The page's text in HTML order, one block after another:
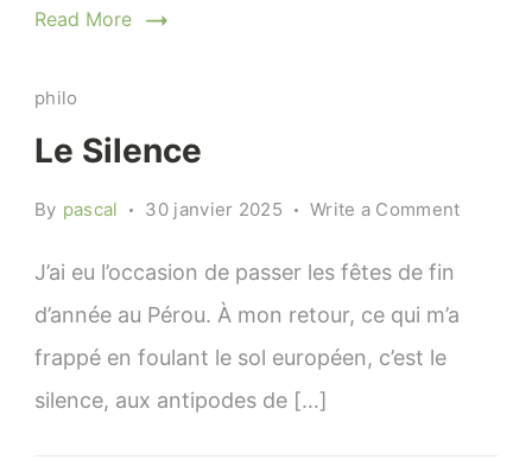
Read More
philo
Le Silence
By pascal 30 janvier 2025 Write a Commenton
J’ai eu l’occasion de passer les fêtes de fin
d’année au Pérou. À mon retour, ce qui m’a
frappé en foulant le sol européen, c’est le
silence, aux antipodes de […]